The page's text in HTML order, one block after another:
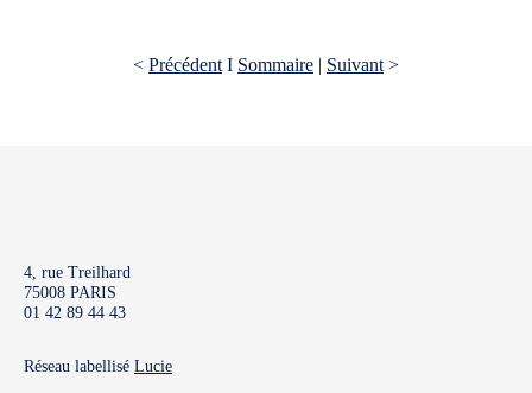
< Précédent I Sommaire | Suivant >
4, rue Treilhard
75008 PARIS
01 42 89 44 43
Réseau labellisé Lucie